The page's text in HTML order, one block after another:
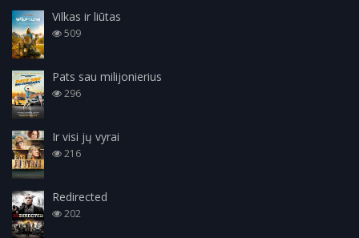
Vilkas ir liūtas
509
Pats sau milijonierius
296
Ir visi jų vyrai
216
Redirected
202